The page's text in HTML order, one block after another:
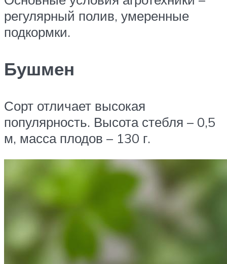
регулярный полив, умеренные
подкормки.
Бушмен
Сорт отличает высокая
популярность. Высота стебля – 0,5
м, масса плодов – 130 г.